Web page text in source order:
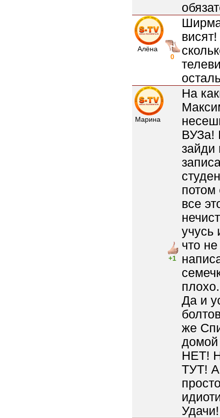
Алёна
0
Марина
+1
На
ВУЗа!
зайди
все
что
Да и
же
НЕТ!
ТУТ!
Удачи!